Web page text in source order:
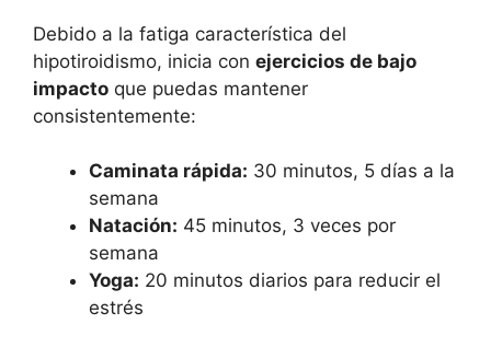
Debido a la fatiga característica del
hipotiroidismo, inicia con ejercicios de bajo
impacto que puedas mantener
consistentemente:
Caminata rápida: 30 minutos, 5 días a la
semana
Natación: 45 minutos, 3 veces por
semana
Yoga: 20 minutos diarios para reducir el
estrés